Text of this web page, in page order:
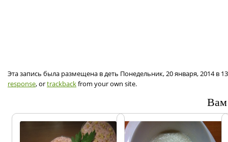
Эта запись была размещена в деть Понедельник, 20 января, 2014 в
response, ortrackbackfrom your own site.
Вам